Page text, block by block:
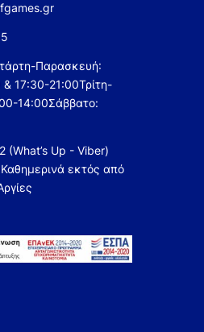
Παρασκευή:
17:30-21:00Τρίτη-
14:00Σάββατο:
(What’s Up - Viber)
Καθημερινά εκτός από